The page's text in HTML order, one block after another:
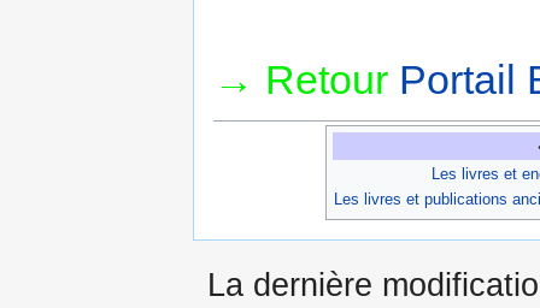
→ Retour Portail
Les livres et
Les livres et publications
La dernière